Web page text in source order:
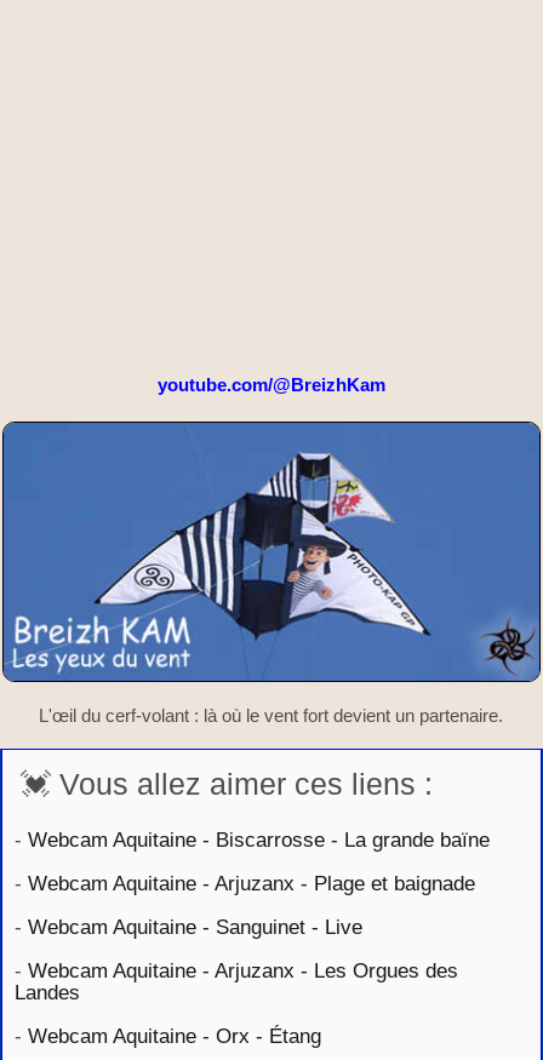
youtube.com/@BreizhKam
L'œil du cerf-volant : là où le vent fort devient un partenaire.
💓 Vous allez aimer ces liens :
- Webcam Aquitaine - Biscarrosse - La grande baïne
- Webcam Aquitaine - Arjuzanx - Plage et baignade
- Webcam Aquitaine - Sanguinet - Live
- Webcam Aquitaine - Arjuzanx - Les Orgues des
Landes
- Webcam Aquitaine - Orx - Étang